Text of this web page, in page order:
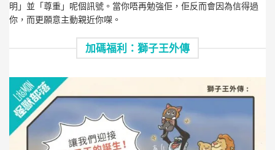
明」並「尊重」呢個訊號。當你唔再勉強佢，佢反而會因為信得過
你，而更願意主動親近你㗎。
加碼福利：獅子王外傳